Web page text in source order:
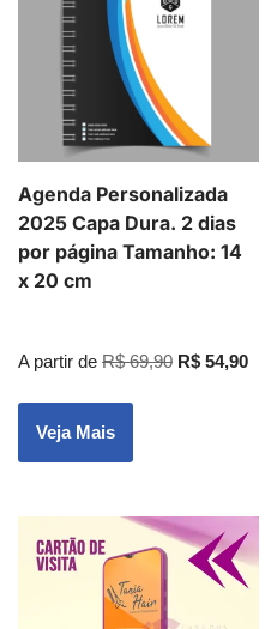
Agenda Personalizada
2025 Capa Dura. 2 dias
por página Tamanho: 14
x 20 cm
A partir de R$69,90 R$ 54,90
Veja Mais